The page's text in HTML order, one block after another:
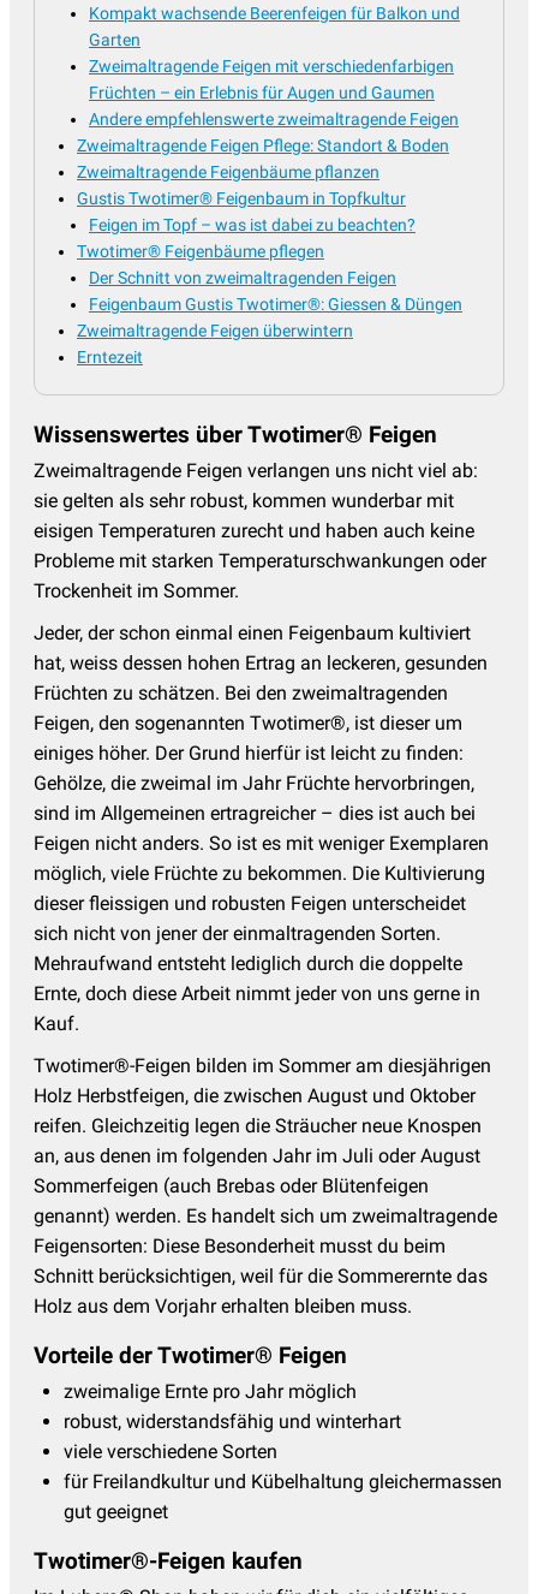
Kompakt wachsende Beerenfeigen für Balkon und
Garten
Zweimaltragende Feigen mit verschiedenfarbigen
Früchten – ein Erlebnis für Augen und Gaumen
Andere empfehlenswerte zweimaltragende Feigen
Zweimaltragende Feigen Pflege: Standort & Boden
Zweimaltragende Feigenbäume pflanzen
Gustis Twotimer® Feigenbaum in Topfkultur
Feigen im Topf – was ist dabei zu beachten?
Twotimer® Feigenbäume pflegen
Der Schnitt von zweimaltragenden Feigen
Feigenbaum Gustis Twotimer®: Giessen & Düngen
Zweimaltragende Feigen überwintern
Erntezeit
Wissenswertes über Twotimer® Feigen
Zweimaltragende Feigen verlangen uns nicht viel ab:
sie gelten als sehr robust, kommen wunderbar mit
eisigen Temperaturen zurecht und haben auch keine
Probleme mit starken Temperaturschwankungen oder
Trockenheit im Sommer.
Jeder, der schon einmal einen Feigenbaum kultiviert
hat, weiss dessen hohen Ertrag an leckeren, gesunden
Früchten zu schätzen. Bei den zweimaltragenden
Feigen, den sogenannten Twotimer®, ist dieser um
einiges höher. Der Grund hierfür ist leicht zu finden:
Gehölze, die zweimal im Jahr Früchte hervorbringen,
sind im Allgemeinen ertragreicher – dies ist auch bei
Feigen nicht anders. So ist es mit weniger Exemplaren
möglich, viele Früchte zu bekommen. Die Kultivierung
dieser fleissigen und robusten Feigen unterscheidet
sich nicht von jener der einmaltragenden Sorten.
Mehraufwand entsteht lediglich durch die doppelte
Ernte, doch diese Arbeit nimmt jeder von uns gerne in
Kauf.
Twotimer®-Feigen bilden im Sommer am diesjährigen
Holz Herbstfeigen, die zwischen August und Oktober
reifen. Gleichzeitig legen die Sträucher neue Knospen
an, aus denen im folgenden Jahr im Juli oder August
Sommerfeigen (auch Brebas oder Blütenfeigen
genannt) werden. Es handelt sich um zweimaltragende
Feigensorten: Diese Besonderheit musst du beim
Schnitt berücksichtigen, weil für die Sommerernte das
Holz aus dem Vorjahr erhalten bleiben muss.
Vorteile der Twotimer® Feigen
zweimalige Ernte pro Jahr möglich
robust, widerstandsfähig und winterhart
viele verschiedene Sorten
für Freilandkultur und Kübelhaltung gleichermassen
gut geeignet
Twotimer®-Feigen kaufen